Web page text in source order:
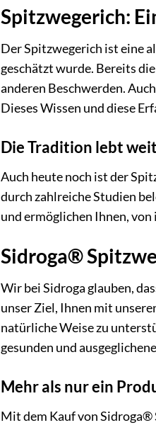
Spitzwegerich:
Der Spitzwegerich ist eine
geschätzt wurde. Bereits
anderen Beschwerden.
Dieses Wissen und diese
Die Tradition lebt
Auch heute noch ist der
durch zahlreiche Studien
und ermöglichen Ihnen,
Sidroga®
Wir bei Sidroga glauben,
unser Ziel, Ihnen mit
natürliche Weise zu
gesunden und
Mehr als nur ein
Mit dem Kauf von Sidroga®